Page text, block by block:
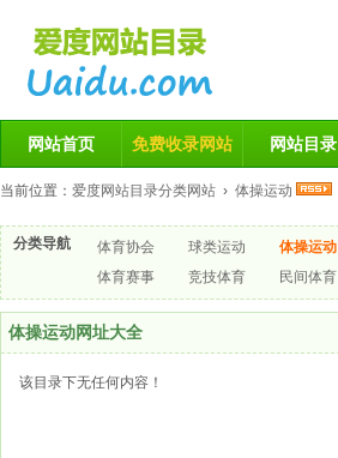
网站首页 免费收录网站 网站目录
当前位置： 爱度网站目录分类网站 › 体操运动
分类导航 体育协会 球类运动 体操运动
体育赛事
竞技体育 民间体育
体操运动网址大全
该目录下无任何内容！